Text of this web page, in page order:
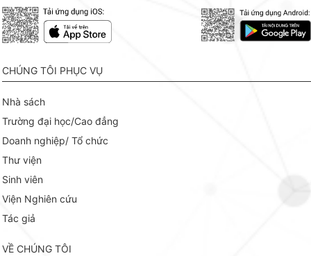
CHÚNG TÔI PHỤC VỤ
Nhà sách
Trường đại học/Cao đẳng
Doanh nghiệp/ Tổ chức
Thư viện
Sinh viên
Viện Nghiên cứu
Tác giả
VỀ CHÚNG TÔI